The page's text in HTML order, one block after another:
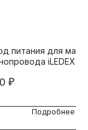
питания для
iLEDEX
L390-WH
₽
Подробнее